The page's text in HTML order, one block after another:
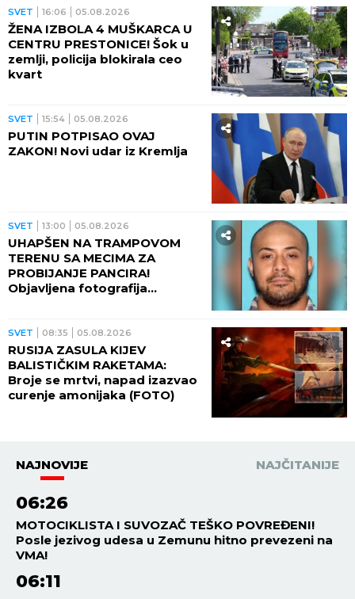
SVET 16:06 05.08.2026
ŽENA IZBOLA 4 MUŠKARCA U
CENTRU PRESTONICE! Šok u
zemlji, policija blokirala ceo
kvart
SVET 15:54 05.08.2026
PUTIN POTPISAO OVAJ
ZAKON! Novi udar iz Kremlja
SVET 13:00 05.08.2026
UHAPŠEN NA TRAMPOVOM
TERENU SA MECIMA ZA
PROBIJANJE PANCIRA!
Objavljena fotografija
VIDEO)
SVET 08:35 05.08.2026
RUSIJA ZASULA KIJEV
BALISTIČKIM RAKETAMA:
Broje se mrtvi, napad izazvao
curenje amonijaka (FOTO)
NAJNOVIJE NAJČITANIJE
06:26
MOTOCIKLISTA I SUVOZAČ TEŠKO POVREĐENI!
Posle jezivog udesa u Zemunu hitno prevezeni na
VMA!
06:11